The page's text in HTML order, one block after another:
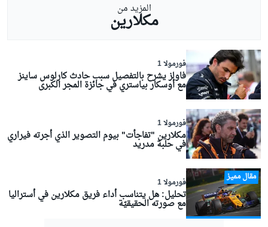
المزيد من
مكلارين
فورمولا 1
فاولز يشرح بالتفصيل سبب حادث كارلوس ساينز
مع أوسكار بياستري في جائزة المجر الكبرى
فورمولا 1
مكلارين "تفاجأت" بيوم التصوير الذي أجرته فيراري
في حلبة مدريد
مقال مميز فورمولا 1
تحليل: هل يتناسب أداء فريق مكلارين في أستراليا
مع صورته الحقيقيّة